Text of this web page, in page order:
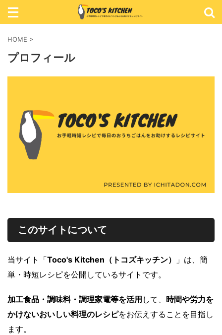
レシピ検索
おかず
めん類
軽食
HOME >
プロフィール
このサイトについて
当サイト「Toco's Kitchen（トコズキッチン）
」は、簡
単・時短レシピを公開しているサイトです。
加工食品・調味料・調理家電等を活用 して、 時間や労力を
かけないおいしい料理のレシピをお伝えすることを目指し
ます。